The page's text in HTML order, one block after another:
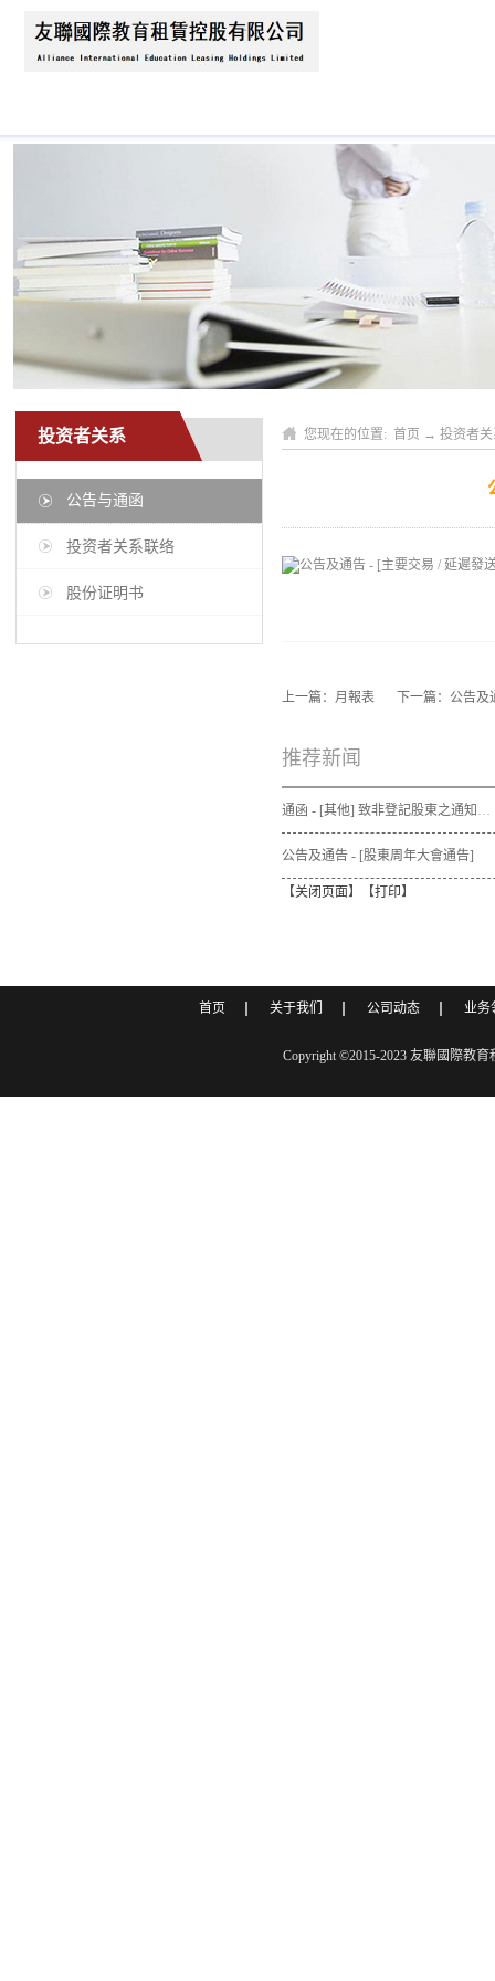
投资者关系
公告与通函
投资者关系联络
股份证明书
您现在的位置: 首页 → 投资者
上一篇： 月報表 下一篇： 公告及
推荐新闻
通函 - [其他] 致非登記股東之通知信函及申請表格 - 通函連同股東週年大會通告及代表委任表格之發佈通知
公告及通告 - [股東周年大會通告]
【关闭页面】【打印】
首页 关于我们 公司动态 业务
Copyright ©2015-2023 友聯國際教